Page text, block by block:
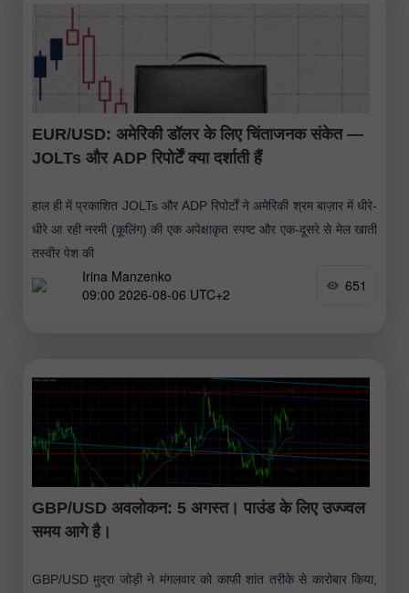
EUR/USD: अमेरिकी डॉलर के लिए चिंताजनक संकेत —
JOLTs और ADP रिपोर्टें क्या दर्शाती हैं
हाल ही में प्रकाशित JOLTs और ADP रिपोर्टों ने अमेरिकी श्रम बाज़ार में धीरे-
धीरे आ रही नरमी (कूलिंग) की एक अपेक्षाकृत स्पष्ट और एक-दूसरे से मेल खाती
तस्वीर पेश की
Irina Manzenko
09:00 2026-08-06 UTC+2
651
GBP/USD अवलोकन: 5 अगस्त। पाउंड के लिए उज्ज्वल
समय आगे है।
GBP/USD मुद्रा जोड़ी ने मंगलवार को काफी शांत तरीके से कारोबार किया,